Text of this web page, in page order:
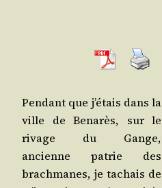
Pen­dant que j’é­tais dans la
ville de Bena­rès, sur le
rivage du Gange,
ancienne patrie des
brach­manes, je tachais de